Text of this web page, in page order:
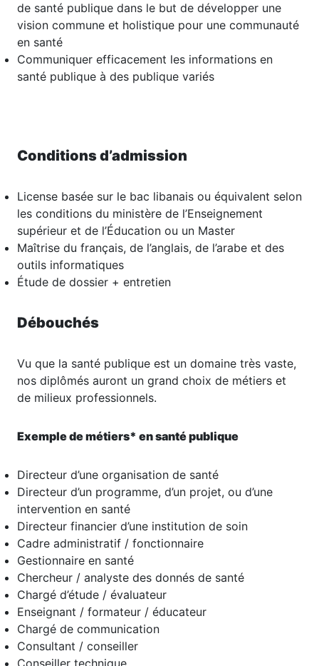
de santé publique dans le but de développer une
vision commune et holistique pour une communauté
en santé
Communiquer efficacement les informations en
santé publique à des publique variés
Conditions d’admission
License basée sur le bac libanais ou équivalent selon
les conditions du ministère de l’Enseignement
supérieur et de l’Éducation ou un Master
Maîtrise du français, de l’anglais, de l’arabe et des
outils informatiques
Étude de dossier + entretien
Débouchés
Vu que la santé publique est un domaine très vaste,
nos diplômés auront un grand choix de métiers et
de milieux professionnels.
Exemple de métiers* en santé publique
Directeur d’une organisation de santé
Directeur d’un programme, d’un projet, ou d’une
intervention en santé
Directeur financier d’une institution de soin
Cadre administratif / fonctionnaire
Gestionnaire en santé
Chercheur / analyste des donnés de santé
Chargé d’étude / évaluateur
Enseignant / formateur / éducateur
Chargé de communication
Consultant / conseiller
Conseiller technique